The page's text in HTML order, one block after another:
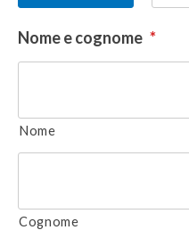
donatore
Nome e cognome *
Nome
Cognome